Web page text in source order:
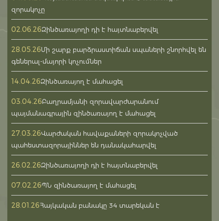
զորակոչը
02.06.26Զինծառայողի դի է հայտնաբերվել
28.05.26Մի շարք բարձրաստիճան սպաների շնորհվել են
գեներալ-մայորի կոչումներ
14.04.26Զինծառայող է մահացել
03.04.26Բաղրամյանի զորավարժարանում
պայմանագրային զինծառայող է մահացել
27.03.26Վարժական հավաքաների զորակոչված
պահեստազորայիններ են դանակահարվել
26.02.26Զինծառայողի դի է հայտնաբերվել
07.02.26ՊՆ զինծառայող է մահացել
28.01.26Հայկական բանակը 34 տարեկան է